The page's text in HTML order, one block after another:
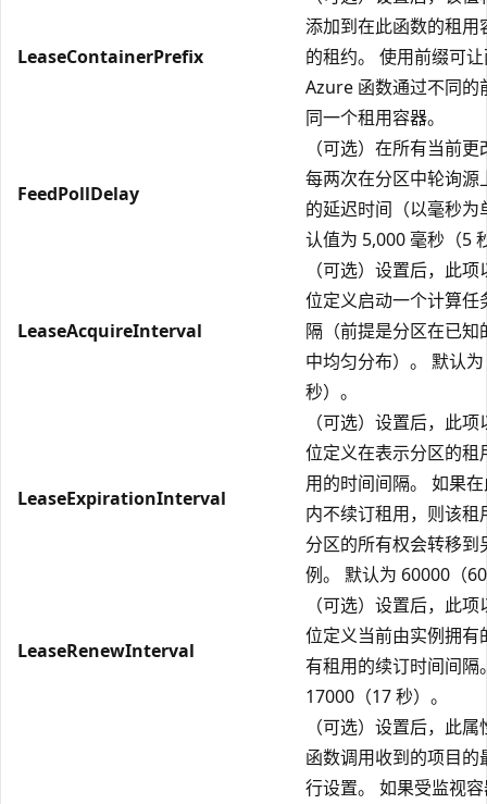
LeaseContainerPrefix
添加到在此函数的租用
的租约。 使用前缀可
Azure 函数通过不同的
同一个租用容器。
FeedPollDelay
（可选）在所有当前
每两次在分区中轮询源
的延迟时间（以毫秒为
认值为 5,000 毫秒（5
LeaseAcquireInterval
（可选）设置后，此
位定义启动一个计算任
隔（前提是分区在已知
中均匀分布）。 默认
秒）。
LeaseExpirationInterval
（可选）设置后，此
位定义在表示分区的租
用的时间间隔。 如果
内不续订租用，则该租
分区的所有权会转移到
例。 默认为 60000（
LeaseRenewInterval
（可选）设置后，此
位定义当前由实例拥有
有租用的续订时间间隔
17000（17 秒）。
（可选）设置后，此
函数调用收到的项目的
行设置。 如果受监视